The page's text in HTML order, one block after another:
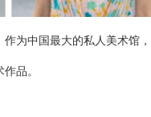
为中国最大的私人美术馆
品。